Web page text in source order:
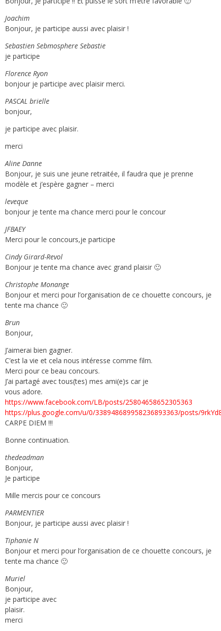
Joachim
Bonjour, je participe aussi avec plaisir !
Sebastien Sebmosphere Sebastie
je participe
Florence Ryon
bonjour je participe avec plaisir merci.
PASCAL brielle
bonjour,
je participe avec plaisir.
merci
Aline Danne
Bonjour, je suis une jeune retraitée, il faudra que je prenne
modèle et j’espère gagner – merci
leveque
bonjour je tente ma chance merci pour le concour
JFBAEY
Merci pour le concours,je participe
Cindy Girard-Revol
Bonjour je tente ma chance avec grand plaisir 🙂
Christophe Monange
Bonjour et merci pour l’organisation de ce chouette concours, je
tente ma chance 🙂
Brun
Bonjour,
J’aimerai bien gagner.
C’est la vie et cela nous intéresse comme film.
Merci pour ce beau concours.
J’ai partagé avec tous(tes) mes ami(e)s car je
vous adore.
https://www.facebook.com/LB/posts/25804658652305363
https://plus.google.com/u/0/338948689958236893363/posts/
CARPE DIEM !!!
Bonne continuation.
thedeadman
Bonjour,
Je participe
Mille mercis pour ce concours
PARMENTIER
Bonjour, je participe aussi avec plaisir !
Tiphanie N
Bonjour et merci pour l’organisation de ce chouette concours, je
tente ma chance 🙂
Muriel
Bonjour,
je participe avec
plaisir.
merci